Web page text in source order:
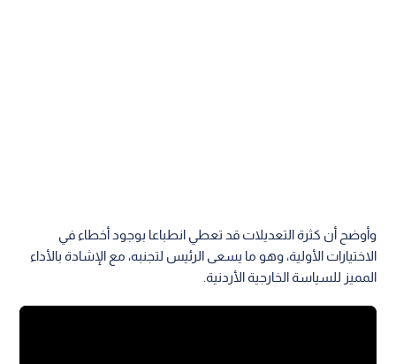
وأوضح أن كثرة التعديلات قد تعطي انطباعا بوجود أخطاء في
الاختيارات الأولية، وهو ما يسعى الرئيس لتجنبه، مع الإشادة بالأداء
المميز للسياسة الخارجية الأردنية.